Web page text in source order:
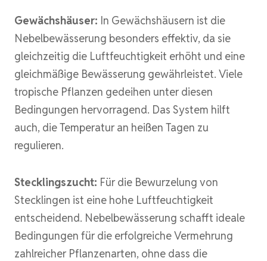
Gewächshäuser: In Gewächshäusern ist die
Nebelbewässerung besonders effektiv, da sie
gleichzeitig die Luftfeuchtigkeit erhöht und eine
gleichmäßige Bewässerung gewährleistet. Viele
tropische Pflanzen gedeihen unter diesen
Bedingungen hervorragend. Das System hilft
auch, die Temperatur an heißen Tagen zu
regulieren.
Stecklingszucht: Für die Bewurzelung von
Stecklingen ist eine hohe Luftfeuchtigkeit
entscheidend. Nebelbewässerung schafft ideale
Bedingungen für die erfolgreiche Vermehrung
zahlreicher Pflanzenarten, ohne dass die